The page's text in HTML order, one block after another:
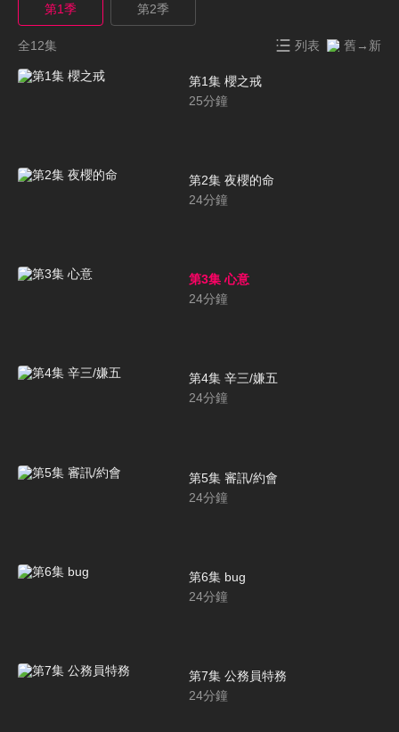
第1季 第2季
全12集 列表 舊→新
第1集 櫻之戒
25分鐘
第2集 夜櫻的命
24分鐘
第3集 心意
24分鐘
第4集 辛三/嫌五
24分鐘
第5集 審訊/約會
24分鐘
第6集 bug
24分鐘
第7集 公務員特務
24分鐘